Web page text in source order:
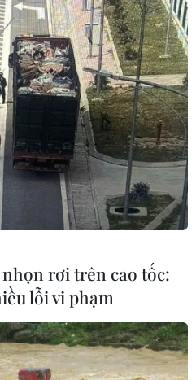
MỤC
tin 7 cá
nguồn gốc
rơi trên cao tốc:
lỗi vi phạm